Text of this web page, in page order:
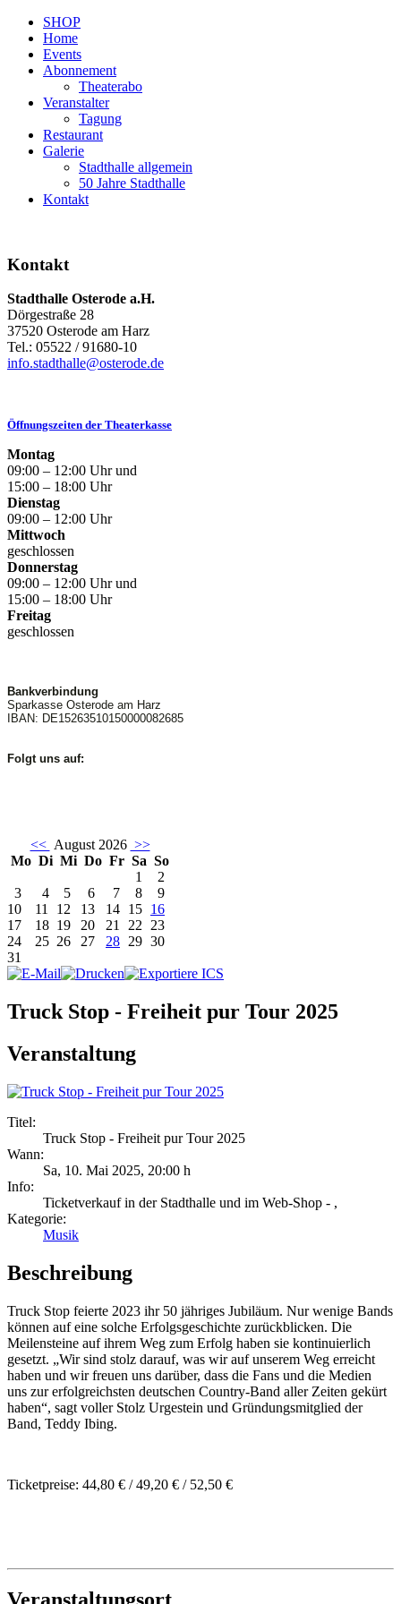
SHOP
Home
Events
Abonnement
Theaterabo
Veranstalter
Tagung
Restaurant
Galerie
Stadthalle allgemein
50 Jahre Stadthalle
Kontakt
Kontakt
Stadthalle Osterode a.H.
Dörgestraße 28
37520 Osterode am Harz
Tel.: 05522 / 91680-10
info.stadthalle@osterode.de
Öffnungszeiten der Theaterkasse
Montag
09:00 – 12:00 Uhr und
15:00 – 18:00 Uhr
Dienstag
09:00 – 12:00 Uhr
Mittwoch
geschlossen
Donnerstag
09:00 – 12:00 Uhr und
15:00 – 18:00 Uhr
Freitag
geschlossen
Bankverbindung
Sparkasse Osterode am Harz
IBAN: DE15263510150000082685
Folgt uns auf:
<< August 2026 >>
Mo Di Mi Do Fr Sa So
1
2
3
4 5 6 7 8
9
10
11 12 13 14 15 16
17
18 19 20 21 22 23
24
25 26 27 28 29 30
31
Truck Stop - Freiheit pur Tour 2025
Veranstaltung
Titel:
Truck Stop - Freiheit pur Tour 2025
Wann:
Sa, 10. Mai 2025, 20:00 h
Info:
Ticketverkauf in der Stadthalle und im Web-Shop - ,
Kategorie:
Musik
Beschreibung
Truck Stop feierte 2023 ihr 50 jähriges Jubiläum. Nur wenige Bands
können auf eine solche Erfolgsgeschichte zurückblicken. Die
Meilensteine auf ihrem Weg zum Erfolg haben sie kontinuierlich
gesetzt. „Wir sind stolz darauf, was wir auf unserem Weg erreicht
haben und wir freuen uns darüber, dass die Fans und die Medien
uns zur erfolgreichsten deutschen Country-Band aller Zeiten gekürt
haben“, sagt voller Stolz Urgestein und Gründungsmitglied der
Band, Teddy Ibing.
Ticketpreise: 44,80 € / 49,20 € / 52,50 €